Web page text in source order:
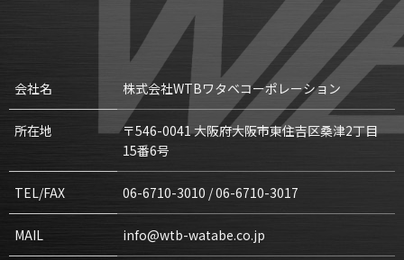
会社名 株式会社WTBワタベコーポレーション
所在地
〒546-0041 大阪府大阪市東住吉区桑津2丁目
15番6号
TEL/FAX 06-6710-3010 / 06-6710-3017
MAIL info@wtb-watabe.co.jp